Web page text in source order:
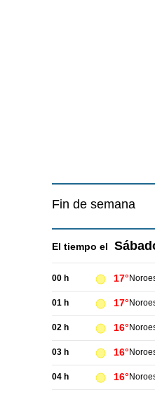
Fin de semana
El tiempo el
00 h 17°
01 h 17°
02 h 16°
03 h 16°
04 h 16°